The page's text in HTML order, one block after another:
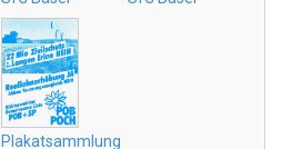
Plakatsammlung